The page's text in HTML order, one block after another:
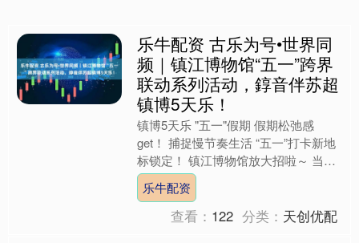
乐牛配资 古乐为号•世界同
频｜镇江博物馆“五一”跨界
联动系列活动，錞音伴苏超
镇博5天乐！
镇博5天乐 "五一"假期 假期松弛感
get！ 捕捉慢节奏生活 “五一”打卡新地
标锁定！ 镇江博物馆放大招啦～ 当三
千年春秋錞音， 撞碎苏超赛场的热血
呐喊； 当博....
乐牛配资
查看： 122 分类： 天创优配